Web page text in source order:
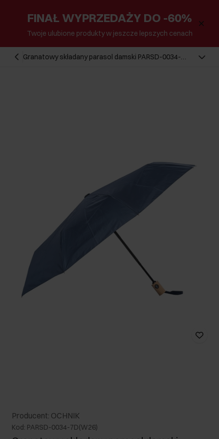
FINAŁ WYPRZEDAŻY DO -60%
Twoje ulubione produkty w jeszcze lepszych cenach
Granatowy składany parasol damski PARSD-0034-
Producent: OCHNIK
Kod: PARSD-0034-7D(W26)